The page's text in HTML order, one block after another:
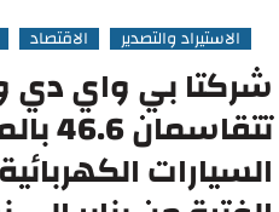
الاستيراد والتصدير الاقتصاد
شركتا بي واي دي
السيارات